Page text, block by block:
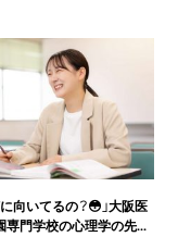
向いてるの？😳」大阪医
専門学校の心理学の先...